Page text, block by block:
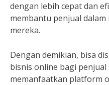
dengan lebih cepat dan
membantu penjual
mereka.
Dengan demikian, bisa
bisnis online bagi
memanfaatkan platform